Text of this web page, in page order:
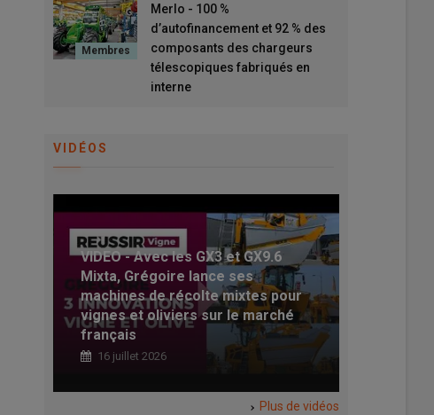
d’autofinancement et 92 %
Merlo - 100 %
d’autofinancement et 92 % des
composants des chargeurs
télescopiques fabriqués en
interne
VIDÉOS
VIDEO - Avec les GX3 et GX9.6
Mixta, Grégoire lance ses
machines de récolte mixtes pour
vignes et oliviers sur le marché
français
16 juillet 2026
Plus de vidéos